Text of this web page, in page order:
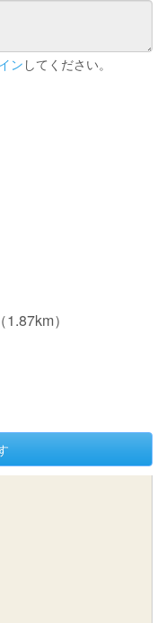
ン してください。
（1.87km）